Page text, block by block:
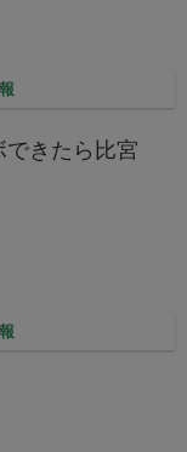
きたら比宮